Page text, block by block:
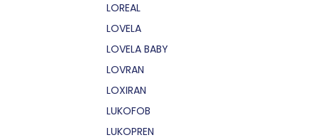
LOREAL
LOVELA
LOVELA BABY
LOVRAN
LOXIRAN
LUKOFOB
LUKOPREN